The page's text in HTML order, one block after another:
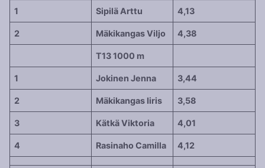
1 Sipilä Arttu 4,13
2 Mäkikangas Viljo 4,38
T13 1000 m
1 Jokinen Jenna 3,44
2 Mäkikangas Iiris 3,58
3 Kätkä Viktoria 4,01
4 Rasinaho Camilla 4,12